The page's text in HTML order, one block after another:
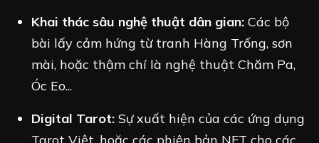
Khai thác sâu nghệ thuật dân gian: Các bộ
bài lấy cảm hứng từ tranh Hàng Trống, sơn
mài, hoặc thậm chí là nghệ thuật Chăm Pa,
Óc Eo...
Digital Tarot: Sự xuất hiện của các ứng dụng
Tarot Việt, hoặc các phiên bản NFT cho các